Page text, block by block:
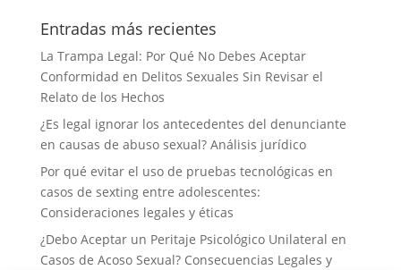
Entradas más recientes
La Trampa Legal: Por Qué No Debes Aceptar
Conformidad en Delitos Sexuales Sin Revisar el
Relato de los Hechos
¿Es legal ignorar los antecedentes del denunciante
en causas de abuso sexual? Análisis jurídico
Por qué evitar el uso de pruebas tecnológicas en
casos de sexting entre adolescentes:
Consideraciones legales y éticas
¿Debo Aceptar un Peritaje Psicológico Unilateral en
Casos de Acoso Sexual? Consecuencias Legales y